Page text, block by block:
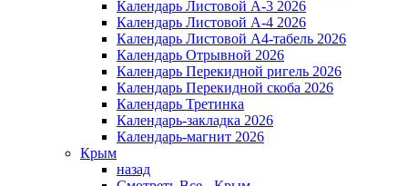
Календарь Листовой А-3 2026
Календарь Листовой А-4 2026
Календарь Листовой А4-табель 2026
Календарь Отрывной 2026
Календарь Перекидной ригель 2026
Календарь Перекидной скоба 2026
Календарь Третинка
Календарь-закладка 2026
Календарь-магнит 2026
Крым
назад